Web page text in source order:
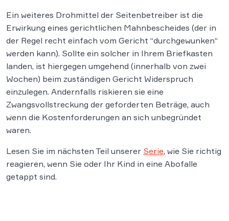
Ein weiteres Drohmittel der Seitenbetreiber ist die
Erwirkung eines gerichtlichen Mahnbescheides (der in
der Regel recht einfach vom Gericht “durchgewunken“
werden kann). Sollte ein solcher in Ihrem Briefkasten
landen, ist hiergegen umgehend (innerhalb von zwei
Wochen) beim zuständigen Gericht Widerspruch
einzulegen. Andernfalls riskieren sie eine
Zwangsvollstreckung der geforderten Beträge, auch
wenn die Kostenforderungen an sich unbegründet
waren.
Lesen Sie im nächsten Teil unserer Serie, wie Sie richtig
reagieren, wenn Sie oder Ihr Kind in eine Abofalle
getappt sind.